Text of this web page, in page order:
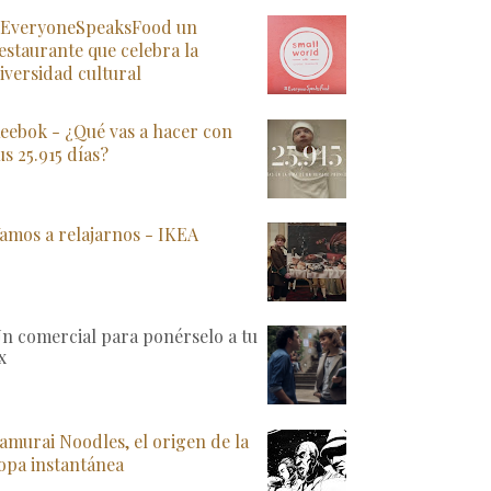
un
que celebra la
cultural
- ¿Qué vas a hacer con
25.915 días?
a relajarnos - IKEA
comercial para ponérselo a tu
Noodles, el origen de la
instantánea